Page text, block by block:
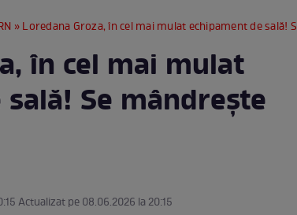
» Loredana Groza, în cel mai mulat echipament de sală! Se mândrește cu silueta ei
în cel mai mulat
Se mândrește
Actualizat pe 08.06.2026 la 20:15